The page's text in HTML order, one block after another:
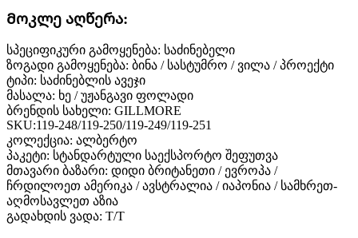
Მოკლე აღწერა:
სპეციფიკური გამოყენება: საძინებელი
ზოგადი გამოყენება: ბინა / სასტუმრო / ვილა / პროექტი
ტიპი: საძინებლის ავეჯი
მასალა: ხე / უჟანგავი ფოლადი
ბრენდის სახელი: GILLMORE
SKU:119-248/119-250/119-249/119-251
კოლექცია: ალბერტო
პაკეტი: სტანდარტული საექსპორტო შეფუთვა
მთავარი ბაზარი: დიდი ბრიტანეთი / ევროპა /
ჩრდილოეთ ამერიკა / ავსტრალია / იაპონია / სამხრეთ-
აღმოსავლეთ აზია
გადახდის ვადა: T/T